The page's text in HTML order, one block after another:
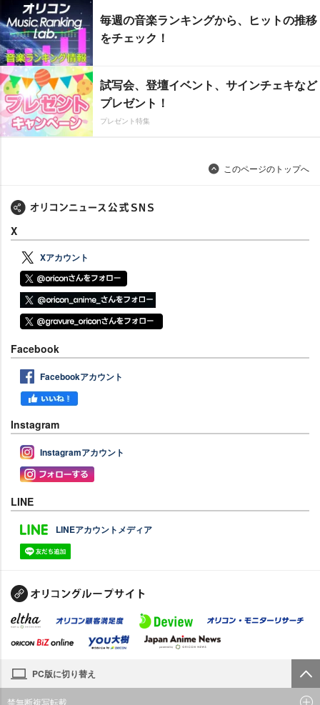
毎週の音楽ランキングから、ヒットの推移
をチェック！
試写会、登壇イベント、サインチェキなど
プレゼント！
プレゼント特集
このページのトップへ
X
Xアカウント
Facebook
Facebookアカウント
Instagram
Instagramアカウント
LINE
LINEアカウントメディア
PC版に切り替え
禁無断複写転載